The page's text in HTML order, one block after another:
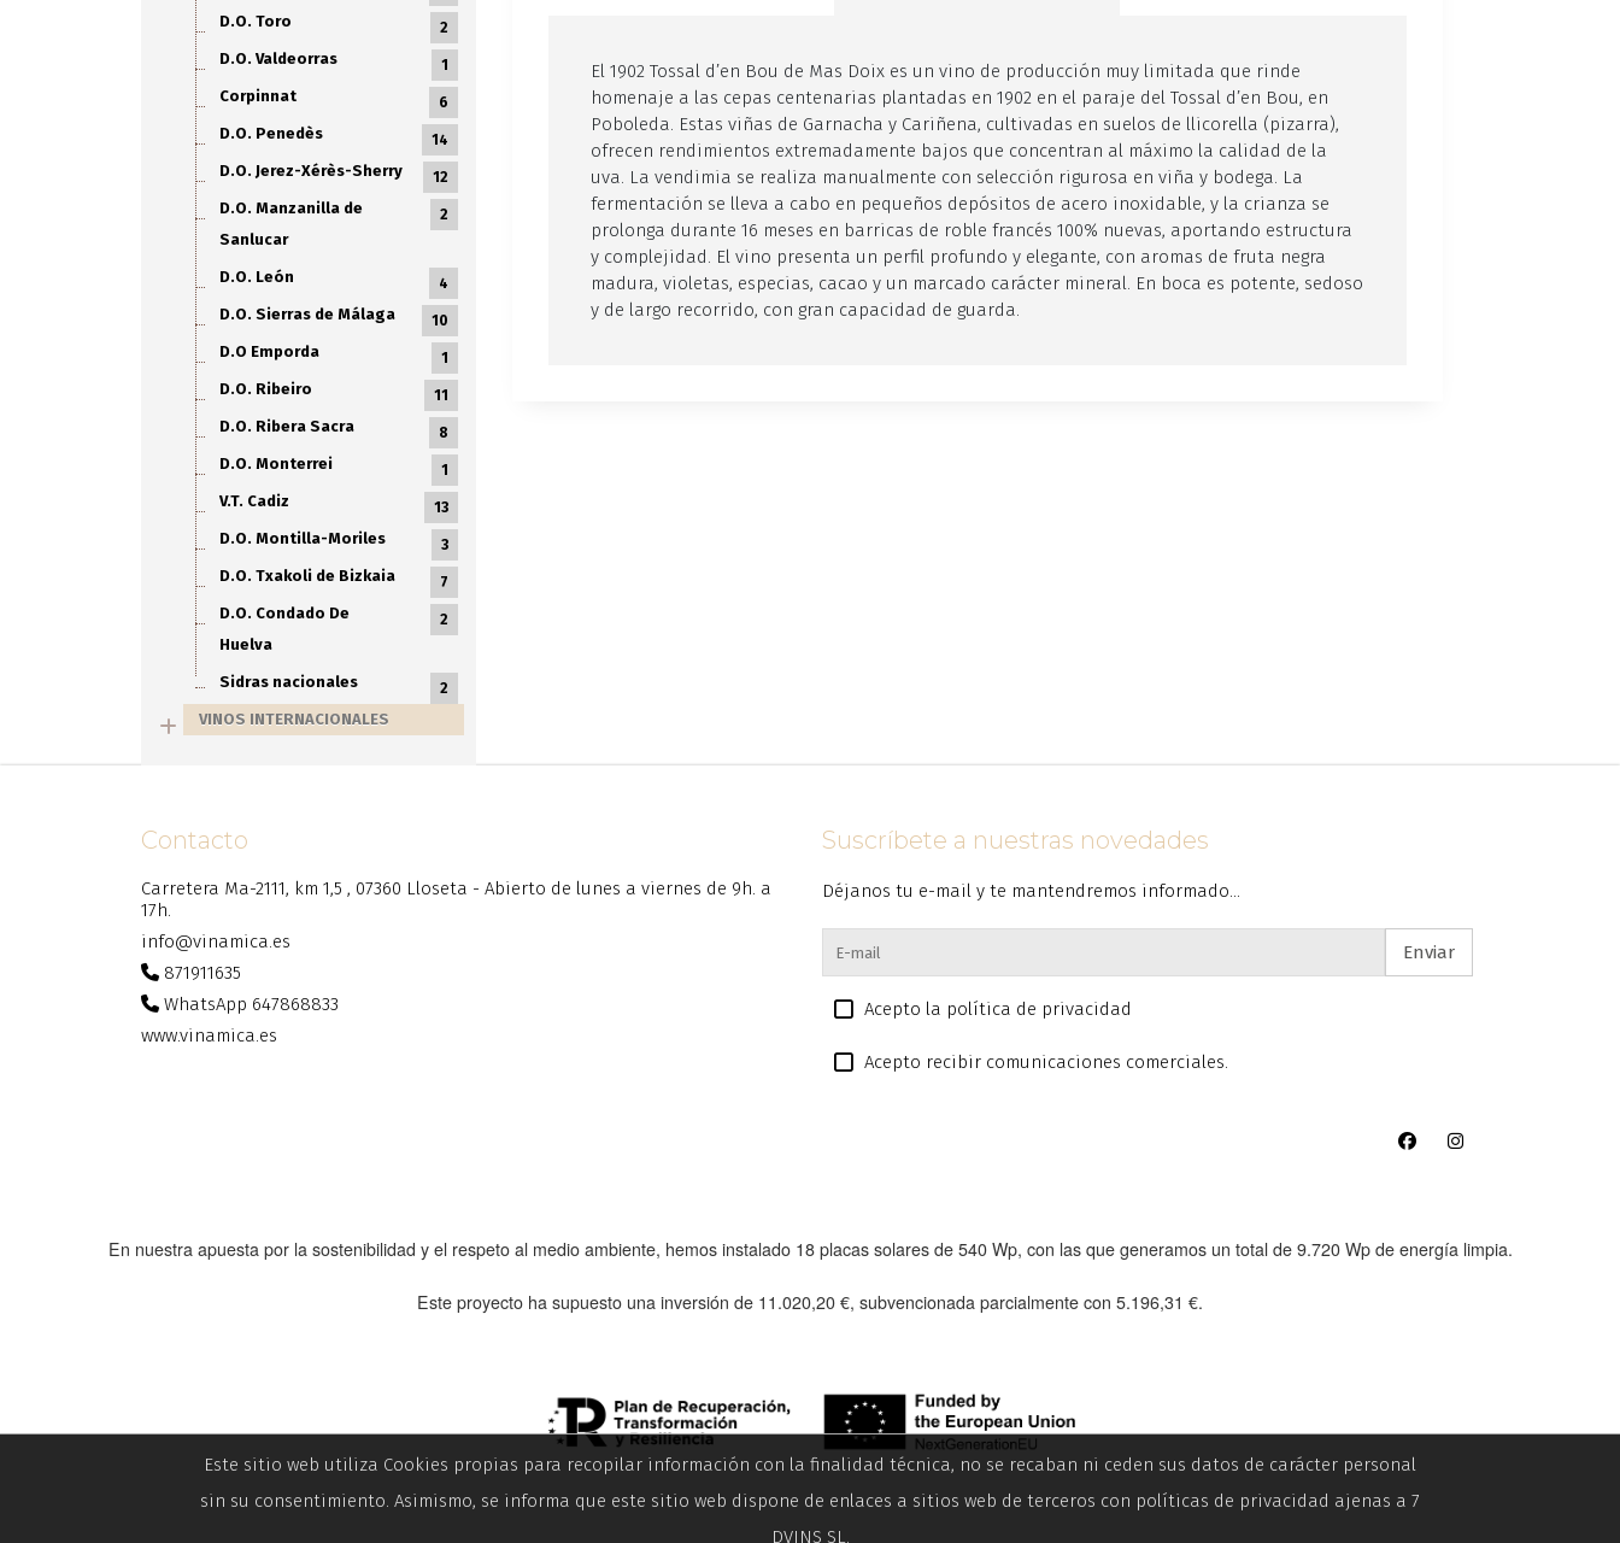
D.O. Toro 2
D.O. Valdeorras 1
Corpinnat 6
D.O. Penedès 14
D.O. Jerez-Xérès-Sherry 12
D.O. Manzanilla de
Sanlucar
2
D.O. León 4
D.O. Sierras de Málaga 10
D.O Emporda 1
D.O. Ribeiro 11
D.O. Ribera Sacra 8
D.O. Monterrei 1
V.T. Cadiz 13
D.O. Montilla-Moriles 3
D.O. Txakoli de Bizkaia 7
D.O. Condado De
Huelva
2
Sidras nacionales 2
VINOS INTERNACIONALES
El 1902 Tossal d’en Bou de Mas Doix es un vino de producción muy limitada que rinde
homenaje a las cepas centenarias plantadas en 1902 en el paraje del Tossal d’en Bou, en
Poboleda. Estas viñas de Garnacha y Cariñena, cultivadas en suelos de llicorella (pizarra),
ofrecen rendimientos extremadamente bajos que concentran al máximo la calidad de la
uva. La vendimia se realiza manualmente con selección rigurosa en viña y bodega. La
fermentación se lleva a cabo en pequeños depósitos de acero inoxidable, y la crianza se
prolonga durante 16 meses en barricas de roble francés 100% nuevas, aportando estructura
y complejidad. El vino presenta un perfil profundo y elegante, con aromas de fruta negra
madura, violetas, especias, cacao y un marcado carácter mineral. En boca es potente, sedoso
y de largo recorrido, con gran capacidad de guarda.
Contacto
Carretera Ma-2111, km 1,5 , 07360 Lloseta - Abierto de lunes a viernes de 9h. a
17h.
info@vinamica.es
871911635
WhatsApp 647868833
www.vinamica.es
Suscríbete a nuestras novedades
Déjanos tu e-mail y te mantendremos informado...
Enviar
Acepto la política de privacidad
Acepto recibir comunicaciones comerciales.
En nuestra apuesta por la sostenibilidad y el respeto al medio ambiente, hemos instalado 18 placas solares de 540 Wp, con las que generamos un total de 9.720 Wpde energía limpia.
Este proyecto ha supuesto una inversión de 11.020,20 €, subvencionada parcialmente con 5.196,31 €.
Este sitio web utiliza Cookies propias para recopilar información con la finalidad técnica, no se recaban ni ceden sus datos de carácter personal
sin su consentimiento. Asimismo, se informa que este sitio web dispone de enlaces a sitios web de terceros con políticas de privacidad ajenas a 7
DVINS SL.